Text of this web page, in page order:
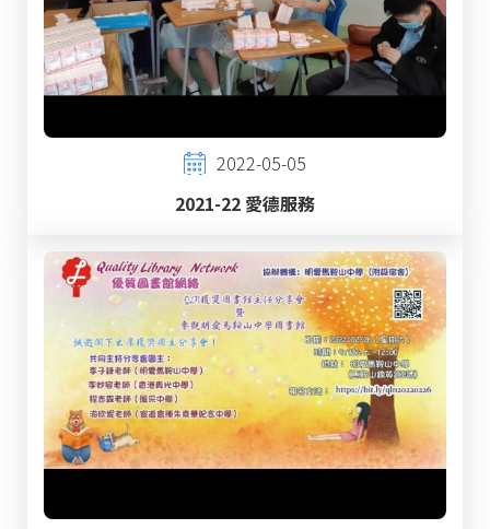
2022-05-05
2021-22 愛德服務